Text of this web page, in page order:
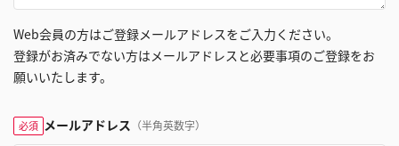
Web会員の方はご登録メールアドレスをご入力ください。
登録がお済みでない方はメールアドレスと必要事項のご登録をお
願いいたします。
必須 メールアドレス （半角英数字）